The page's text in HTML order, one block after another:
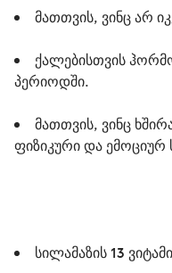
მათთვის, ვინც არ
ქალებისთვის
პერიოდში.
მათთვის, ვინც
ფიზიკური და ემოციურ
სილამაზის 13